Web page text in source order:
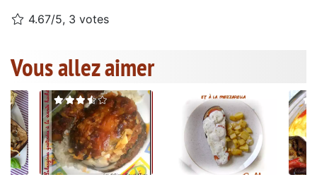
4.67/5, 3 votes
Vous allez aimer